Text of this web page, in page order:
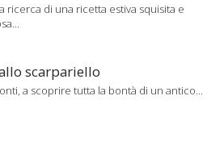
ricerca di una ricetta estiva squisita e
scarpariello
a scoprire tutta la bontà di un antico...